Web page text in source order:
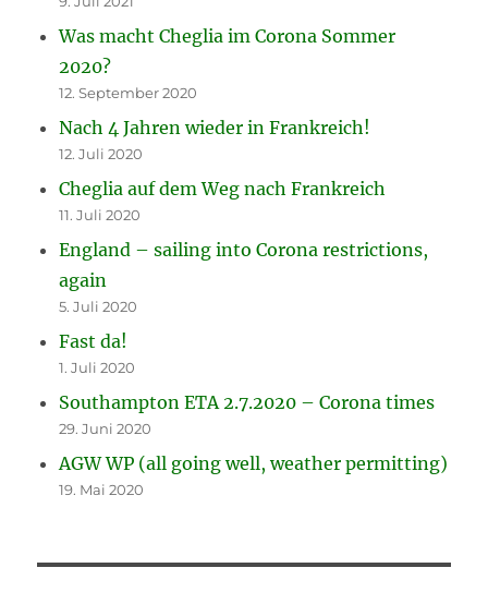
Was macht Cheglia im Corona Sommer
2020?
12. September 2020
Nach 4 Jahren wieder in Frankreich!
12. Juli 2020
Cheglia auf dem Weg nach Frankreich
11. Juli 2020
England – sailing into Corona restrictions,
again
5. Juli 2020
Fast da!
1. Juli 2020
Southampton ETA 2.7.2020 – Corona times
29. Juni 2020
AGW WP (all going well, weather permitting)
19. Mai 2020